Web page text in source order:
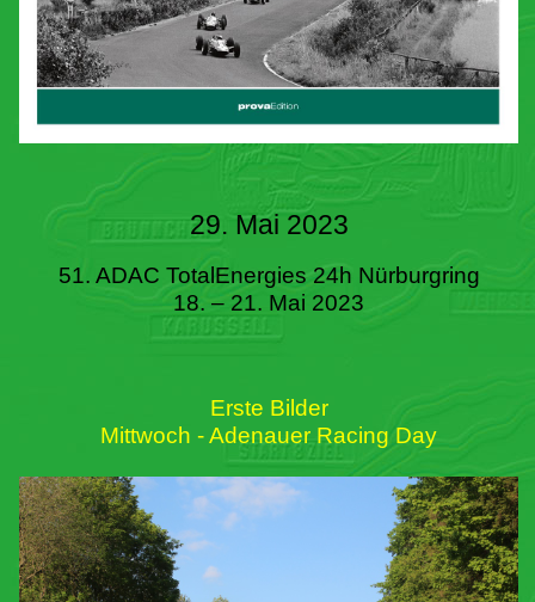
29. Mai 2023
51. ADAC TotalEnergies 24h Nürburgring
18. – 21. Mai 2023
Erste Bilder
Mittwoch - Adenauer Racing Day